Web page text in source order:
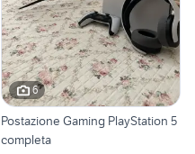
6
Postazione Gaming PlayStation 5
completa